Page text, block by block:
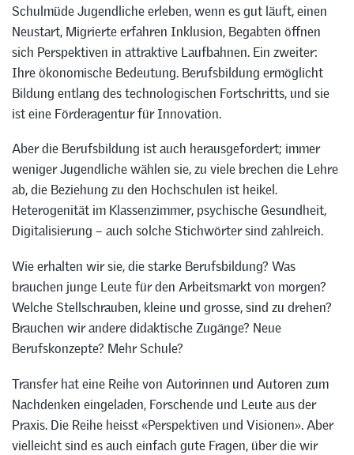
Schulmüde Jugendliche erleben, wenn es gut läuft, einen
Neustart, Migrierte erfahren Inklusion, Begabten öffnen
sich Perspektiven in attraktive Laufbahnen. Ein zweiter:
Ihre ökonomische Bedeutung. Berufsbildung ermöglicht
Bildung entlang des technologischen Fortschritts, und sie
ist eine Förderagentur für Innovation.
Aber die Berufsbildung ist auch herausgefordert; immer
weniger Jugendliche wählen sie, zu viele brechen die Lehre
ab, die Beziehung zu den Hochschulen ist heikel.
Heterogenität im Klassenzimmer, psychische Gesundheit,
Digitalisierung – auch solche Stichwörter sind zahlreich.
Wie erhalten wir sie, die starke Berufsbildung? Was
brauchen junge Leute für den Arbeitsmarkt von morgen?
Welche Stellschrauben, kleine und grosse, sind zu drehen?
Brauchen wir andere didaktische Zugänge? Neue
Berufskonzepte? Mehr Schule?
Transfer hat eine Reihe von Autorinnen und Autoren zum
Nachdenken eingeladen, Forschende und Leute aus der
Praxis. Die Reihe heisst «Perspektiven und Visionen». Aber
vielleicht sind es auch einfach gute Fragen, über die wir